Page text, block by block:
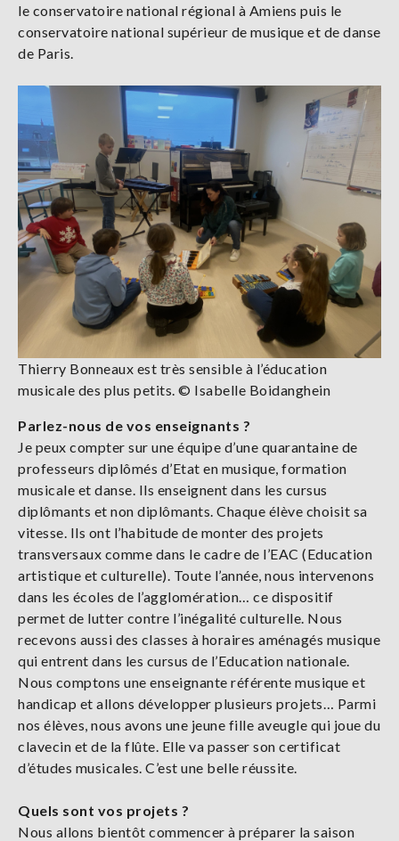
le conservatoire national régional à Amiens puis le
conservatoire national supérieur de musique et de danse
de Paris.
Thierry Bonneaux est très sensible à l’éducation
musicale des plus petits. © Isabelle Boidanghein
Parlez-nous de vos enseignants ?
Je peux compter sur une équipe d’une quarantaine de
professeurs diplômés d’Etat en musique, formation
musicale et danse. Ils enseignent dans les cursus
diplômants et non diplômants. Chaque élève choisit sa
vitesse. Ils ont l’habitude de monter des projets
transversaux comme dans le cadre de l’EAC (Education
artistique et culturelle). Toute l’année, nous intervenons
dans les écoles de l’agglomération… ce dispositif
permet de lutter contre l’inégalité culturelle. Nous
recevons aussi des classes à horaires aménagés musique
qui entrent dans les cursus de l’Education nationale.
Nous comptons une enseignante référente musique et
handicap et allons développer plusieurs projets… Parmi
nos élèves, nous avons une jeune fille aveugle qui joue du
clavecin et de la flûte. Elle va passer son certificat
d’études musicales. C’est une belle réussite.
Quels sont vos projets ?
Nous allons bientôt commencer à préparer la saison